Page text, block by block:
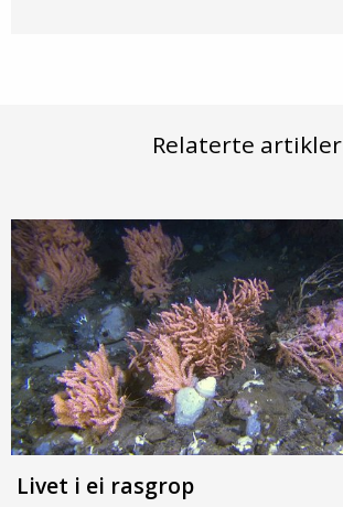
Relaterte artikler
Livet i ei rasgrop